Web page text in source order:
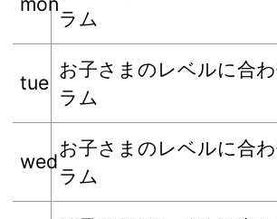
ラム
tue
お子さまのレベルに合
ラム
wed
お子さまのレベルに合
ラム